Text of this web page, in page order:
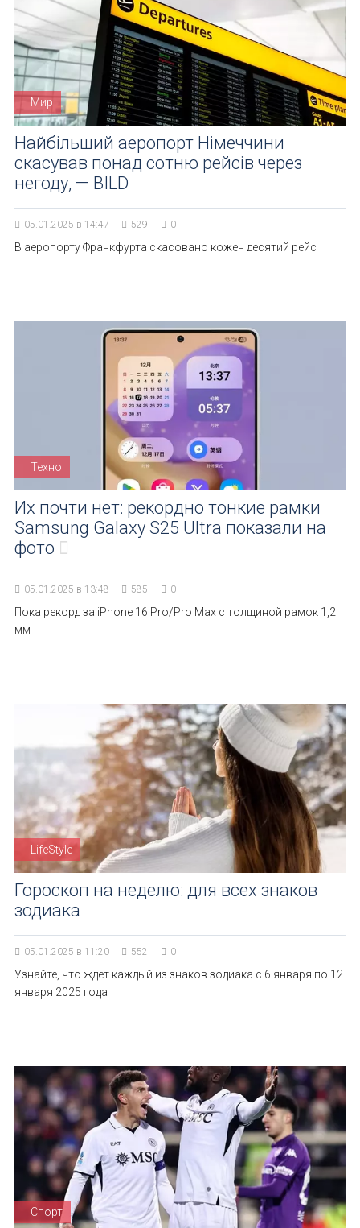
Мир
Найбільший аеропорт Німеччини
скасував понад сотню рейсів через
негоду, — BILD
05.01.2025 в 14:47 529 0
В аеропорту Франкфурта скасовано кожен десятий рейс
Техно
Их почти нет: рекордно тонкие рамки
Samsung Galaxy S25 Ultra показали на
фото
05.01.2025 в 13:48 585 0
Пока рекорд за iPhone 16 Pro/Pro Max с толщиной рамок 1,2
мм
LifeStyle
Гороскоп на неделю: для всех знаков
зодиака
05.01.2025 в 11:20 552 0
Узнайте, что ждет каждый из знаков зодиака с 6 января по 12
января 2025 года
Спорт